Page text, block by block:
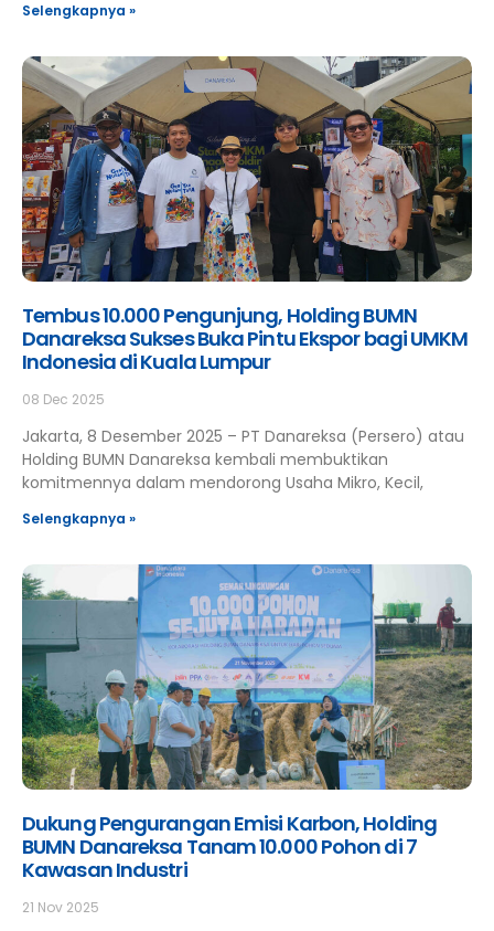
Selengkapnya »
Tembus 10.000 Pengunjung, Holding BUMN
Danareksa Sukses Buka Pintu Ekspor bagi UMKM
Indonesia di Kuala Lumpur
08 Dec 2025
Jakarta, 8 Desember 2025 – PT Danareksa (Persero) atau
Holding BUMN Danareksa kembali membuktikan
komitmennya dalam mendorong Usaha Mikro, Kecil,
Selengkapnya »
Dukung Pengurangan Emisi Karbon, Holding
BUMN Danareksa Tanam 10.000 Pohon di 7
Kawasan Industri
21 Nov 2025